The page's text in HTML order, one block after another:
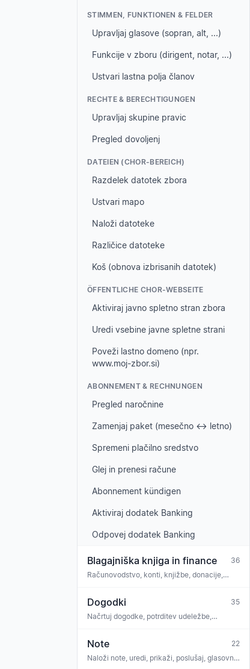
STIMMEN, FUNKTIONEN & FELDER
Upravljaj glasove (sopran, alt, ...)
Funkcije v zboru (dirigent, notar, ...)
Ustvari lastna polja članov
RECHTE & BERECHTIGUNGEN
Upravljaj skupine pravic
Pregled dovoljenj
DATEIEN (CHOR-BEREICH)
Razdelek datotek zbora
Ustvari mapo
Naloži datoteke
Različice datoteke
Koš (obnova izbrisanih datotek)
ÖFFENTLICHE CHOR-WEBSEITE
Aktiviraj javno spletno stran zbora
Uredi vsebine javne spletne strani
Poveži lastno domeno (npr.
www.moj-zbor.si)
ABONNEMENT & RECHNUNGEN
Pregled naročnine
Zamenjaj paket (mesečno ↔ letno)
Spremeni plačilno sredstvo
Glej in prenesi račune
Abonnement kündigen
Aktiviraj dodatek Banking
Odpovej dodatek Banking
Blagajniška knjiga in finance
36
Računovodstvo, konti, knjižbe, donacije,
Dogodki
35
Načrtuj dogodke, potrditev udeležbe,
Note
22
Naloži note, uredi, prikaži, poslušaj, glasovni